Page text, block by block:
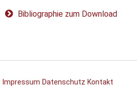
Bibliographie zum Download
Impressum Datenschutz Kontakt